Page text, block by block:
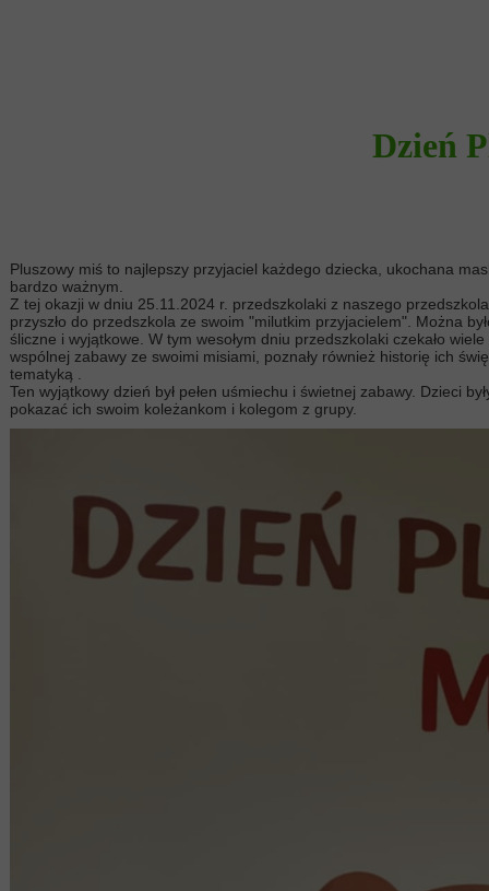
Pluszowy miś to najlepszy przyjaciel każdego dziecka, ukochana
bardzo ważnym.
Z tej okazji w dniu 25.11.2024 r. przedszkolaki z naszego
przyszło do przedszkola ze swoim "milutkim przyjacielem". Można
śliczne i wyjątkowe. W tym wesołym dniu przedszkolaki czekało
wspólnej zabawy ze swoimi misiami, poznały również historię ich
tematyką .
Ten wyjątkowy dzień był pełen uśmiechu i świetnej zabawy. Dzieci
pokazać ich swoim koleżankom i kolegom z grupy.
Dzień